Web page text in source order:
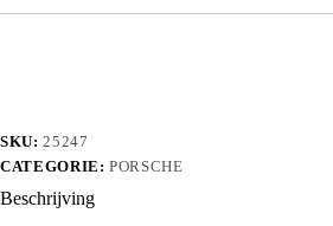
aantal
SKU:25247
CATEGORIE:PORSCHE
Beschrijving